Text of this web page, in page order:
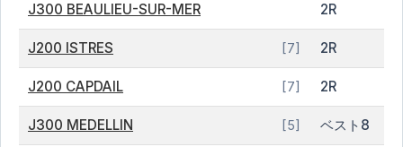
J300 BEAULIEU-SUR-MER 2R
J200 ISTRES [7] 2R
J200 CAPDAIL [7] 2R
J300 MEDELLIN [5] ベスト8